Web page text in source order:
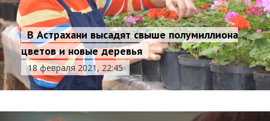
В Астрахани высадят свыше полумиллиона
цветов и новые деревья
18 февраля 2021, 22:45